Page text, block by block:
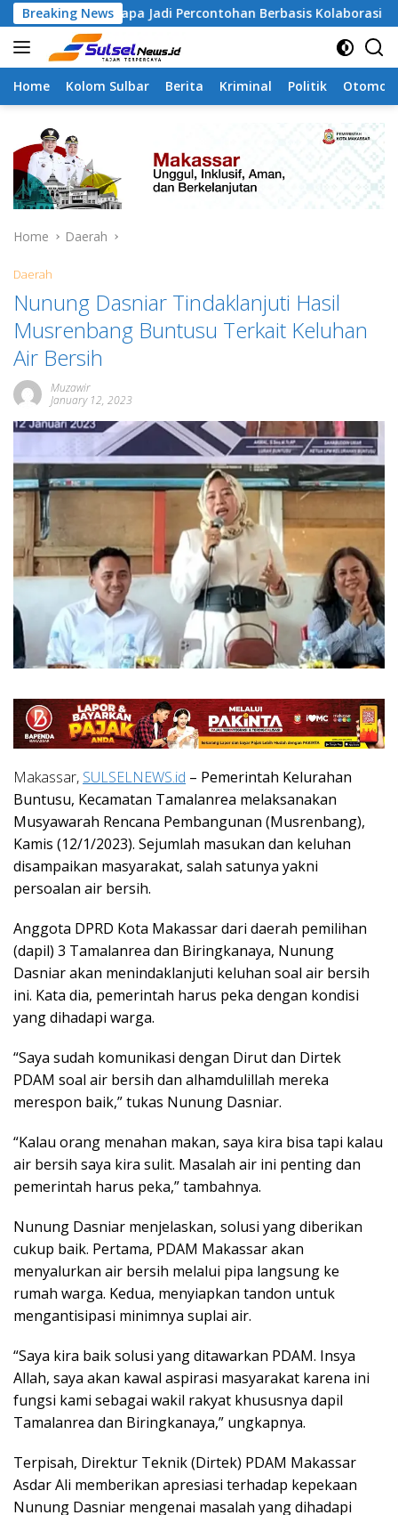
Skip
to
content
Breaking News
Jadi Percontohan Berbasis Kolaborasi Warga
Home Kolom Sulbar Berita Kriminal Politik
Home Daerah
Daerah
Nunung Dasniar Tindaklanjuti Hasil
Musrenbang Buntusu Terkait Keluhan
Air Bersih
Muzawir
January 12, 2023
Makassar, SULSELNEWS.id – Pemerintah Kelurahan
Buntusu, Kecamatan Tamalanrea melaksanakan
Musyawarah Rencana Pembangunan (Musrenbang),
Kamis (12/1/2023). Sejumlah masukan dan keluhan
disampaikan masyarakat, salah satunya yakni
persoalan air bersih.
Anggota DPRD Kota Makassar dari daerah pemilihan
(dapil) 3 Tamalanrea dan Biringkanaya, Nunung
Dasniar akan menindaklanjuti keluhan soal air bersih
ini. Kata dia, pemerintah harus peka dengan kondisi
yang dihadapi warga.
“Saya sudah komunikasi dengan Dirut dan Dirtek
PDAM soal air bersih dan alhamdulillah mereka
merespon baik,” tukas Nunung Dasniar.
“Kalau orang menahan makan, saya kira bisa tapi kalau
air bersih saya kira sulit. Masalah air ini penting dan
pemerintah harus peka,” tambahnya.
Nunung Dasniar menjelaskan, solusi yang diberikan
cukup baik. Pertama, PDAM Makassar akan
menyalurkan air bersih melalui pipa langsung ke
rumah warga. Kedua, menyiapkan tandon untuk
mengantisipasi minimnya suplai air.
“Saya kira baik solusi yang ditawarkan PDAM. Insya
Allah, saya akan kawal aspirasi masyarakat karena ini
fungsi kami sebagai wakil rakyat khususnya dapil
Tamalanrea dan Biringkanaya,” ungkapnya.
Terpisah, Direktur Teknik (Dirtek) PDAM Makassar
Asdar Ali memberikan apresiasi terhadap kepekaan
Nunung Dasniar mengenai masalah yang dihadapi